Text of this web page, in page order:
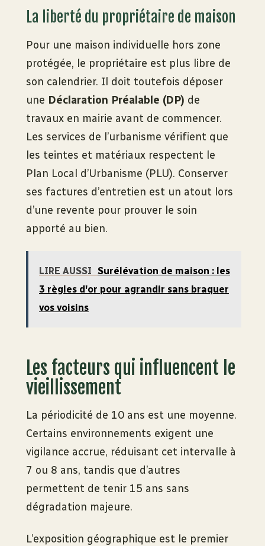
La liberté du propriétaire de maison
Pour une maison individuelle hors zone
protégée, le propriétaire est plus libre de
son calendrier. Il doit toutefois déposer
une Déclaration Préalable (DP) de
travaux en mairie avant de commencer.
Les services de l’urbanisme vérifient que
les teintes et matériaux respectent le
Plan Local d’Urbanisme (PLU). Conserver
ses factures d’entretien est un atout lors
d’une revente pour prouver le soin
apporté au bien.
LIRE AUSSI Surélévation de maison : les
3 règles d'or pour agrandir sans braquer
vos voisins
Les facteurs qui influencent le
vieillissement
La périodicité de 10 ans est une moyenne.
Certains environnements exigent une
vigilance accrue, réduisant cet intervalle à
7 ou 8 ans, tandis que d’autres
permettent de tenir 15 ans sans
dégradation majeure.
L’exposition géographique est le premier